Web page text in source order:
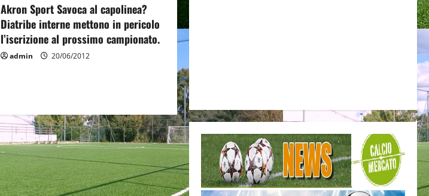
Akron Sport Savoca al capolinea?
Diatribe interne mettono in pericolo
l’iscrizione al prossimo campionato.
admin 20/06/2012